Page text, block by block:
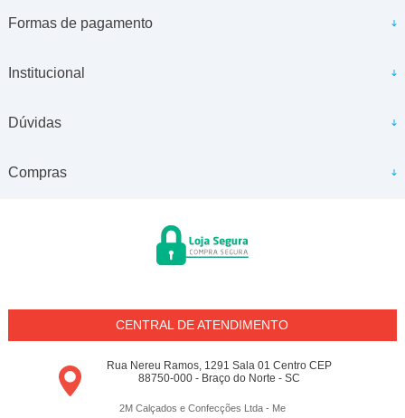
Formas de pagamento
Institucional
Dúvidas
Compras
CENTRAL DE ATENDIMENTO
Rua Nereu Ramos, 1291 Sala 01 Centro CEP
88750-000 - Braço do Norte - SC
2M Calçados e Confecções Ltda - Me